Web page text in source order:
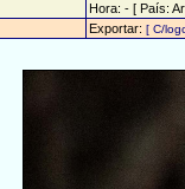
Hora: - [ País:
Exportar: [ C/